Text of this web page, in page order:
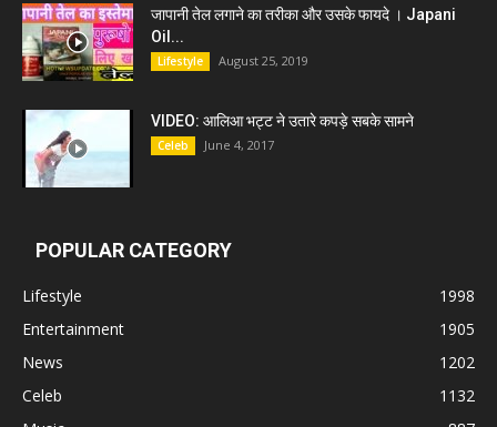
जापानी तेल लगाने का तरीका और उसके फायदे । Japani
Oil...
Lifestyle August 25, 2019
VIDEO: आलिआ भट्ट ने उतारे कपड़े सबके सामने
Celeb June 4, 2017
POPULAR CATEGORY
Lifestyle
1998
Entertainment
1905
News
1202
Celeb
1132